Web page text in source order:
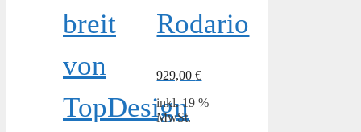
breit
von
TopDesign
Rodario
929,00€
inkl. 19 %
MwSt.